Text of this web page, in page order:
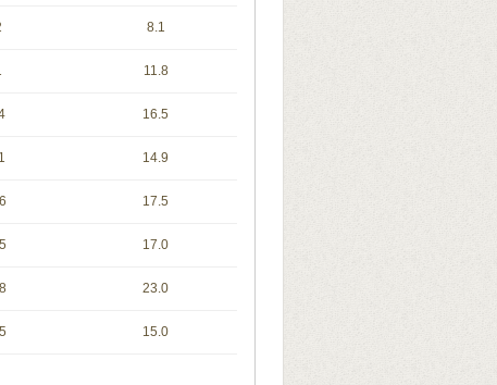
8.1
11.8
16.5
14.9
17.5
17.0
23.0
15.0